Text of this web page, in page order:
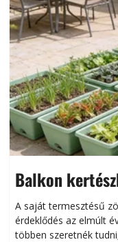
Balkon
A saját termesztésű
érdeklődés az elmúlt
többen szeretnék